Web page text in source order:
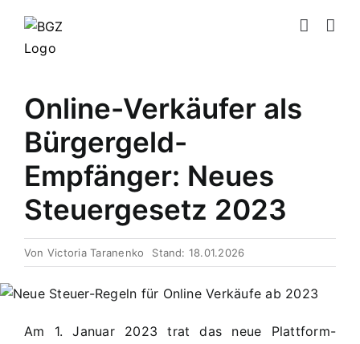
Inhalt
springen
Online-Verkäufer als
Bürgergeld-
Empfänger: Neues
Steuergesetz 2023
Von Victoria Taranenko Stand: 18.01.2026
Am 1. Januar 2023 trat das neue Plattform-